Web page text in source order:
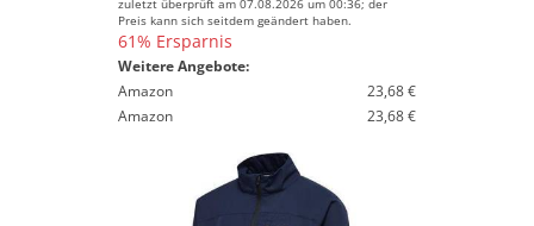
zuletzt überprüft am 07.08.2026 um 00:36; der
Preis kann sich seitdem geändert haben.
61% Ersparnis
Weitere Angebote:
Amazon
23,68 €
Amazon
23,68 €